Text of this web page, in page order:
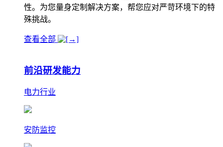
性。为您量身定制解决方案，帮您应对严苛环境下的特
殊挑战。
查看全部
前沿研发能力
电力行业
安防监控